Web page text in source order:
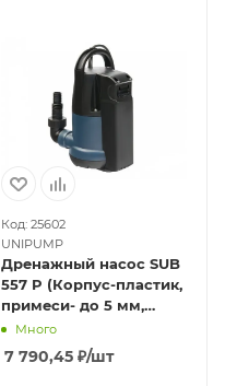
Код: 25602
UNIPUMP
Дренажный насос SUB
557 P (Корпус-пластик,
примеси- до 5 мм,
550Вт, Hmax-9,5м,
Qmax-233 л/мин)
Много
7 790,45₽/шт